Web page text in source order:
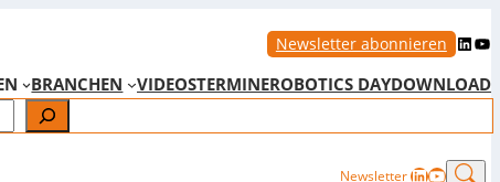
Newsletter abonnieren LinkedIn YouTube
BRANCHEN VIDEOSTERMINEROBOTICS DAYDOWNLOAD
NewsletterLinkedIn